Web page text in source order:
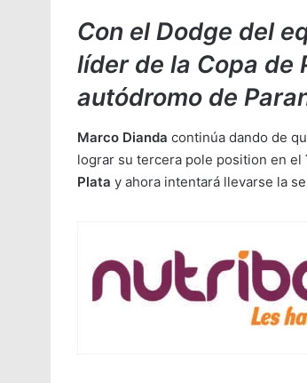
Con el Dodge del
líder de la Copa de
autódromo de
Marco Dianda continúa dando de
lograr su tercera pole position en el
Plata y ahora intentará llevarse la